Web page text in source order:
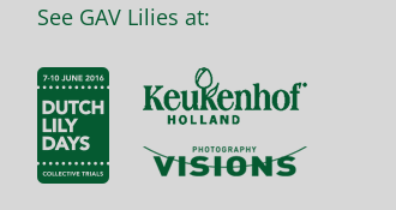
See GAV Lilies at: